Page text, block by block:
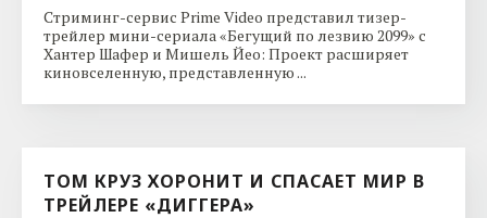
Стриминг-сервис Prime Video представил тизер-
трейлер мини-сериала «Бегущий по лезвию 2099» с
Хантер Шафер и Мишель Йео: Проект расширяет
киновселенную, представленную ...
ТОМ КРУЗ ХОРОНИТ И СПАСАЕТ МИР В
ТРЕЙЛЕРЕ «ДИГГЕРА»